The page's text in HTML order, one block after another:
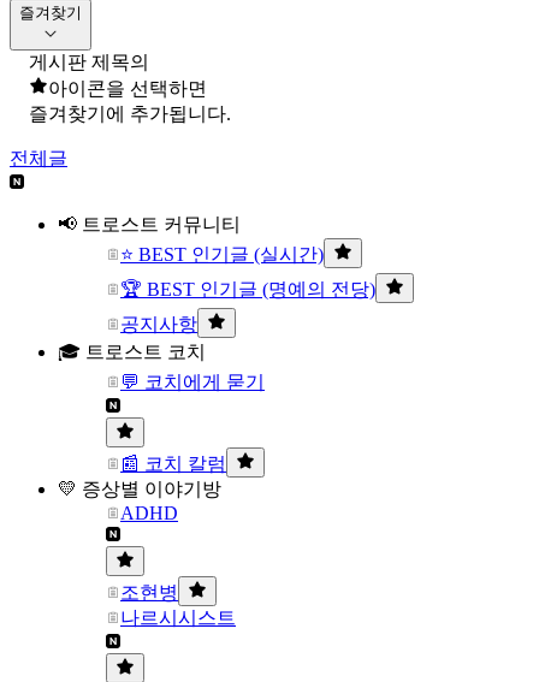
즐겨찾기
게시판 제목의
아이콘을 선택하면
즐겨찾기에 추가됩니다.
전체글
📢 트로스트 커뮤니티
⭐ BEST 인기글 (실시간)
🏆 BEST 인기글 (명예의 전당)
공지사항
🎓 트로스트 코치
💬 코치에게 묻기
📰 코치 칼럼
💛 증상별 이야기방
ADHD
조현병
나르시시스트